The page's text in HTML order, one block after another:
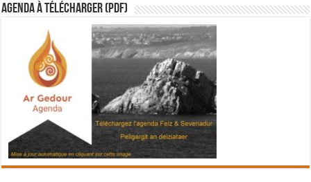
Agenda à télécharger (PDF)